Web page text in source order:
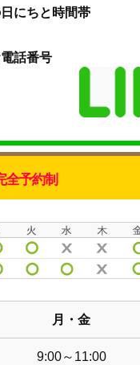
にちと時間帯
話番号
全予約制
月・金
9:00～11:00